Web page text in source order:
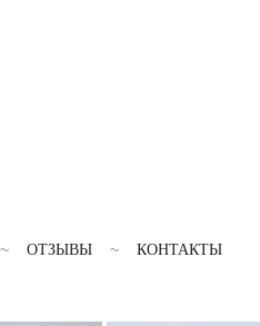
ОТЗЫВЫ КОНТАКТЫ